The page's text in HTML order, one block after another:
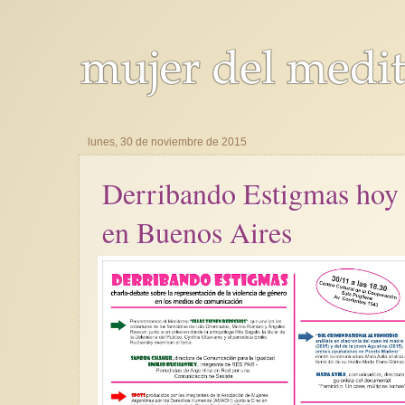
lunes, 30 de noviembre de 2015
Derribando Estigmas hoy
en Buenos Aires